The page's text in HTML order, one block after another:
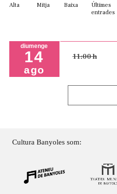
Alta Mitja Baixa
Últimes
entrades
diumenge
14
ago
11:00 h
Cultura Banyoles som: